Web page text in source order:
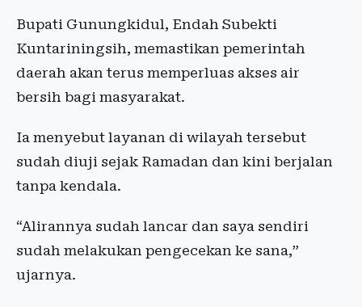
Bupati Gunungkidul, Endah Subekti
Kuntariningsih, memastikan pemerintah
daerah akan terus memperluas akses air
bersih bagi masyarakat.
Ia menyebut layanan di wilayah tersebut
sudah diuji sejak Ramadan dan kini berjalan
tanpa kendala.
“Alirannya sudah lancar dan saya sendiri
sudah melakukan pengecekan ke sana,”
ujarnya.